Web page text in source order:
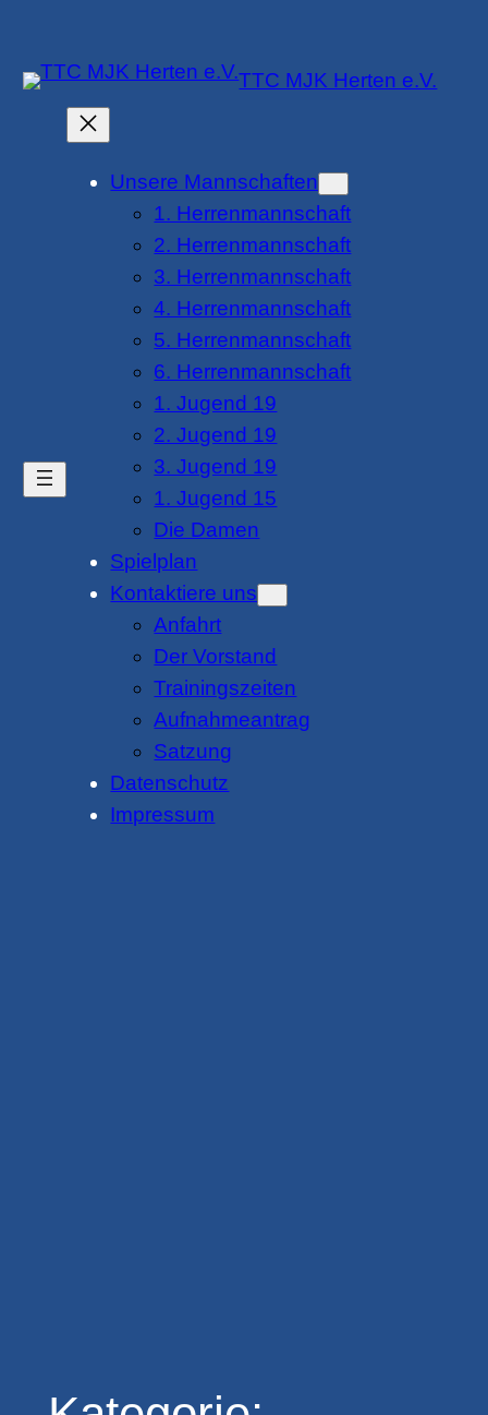
springen
TTC MJK Herten e.V.
Unsere Mannschaften
1. Herrenmannschaft
2. Herrenmannschaft
3. Herrenmannschaft
4. Herrenmannschaft
5. Herrenmannschaft
6. Herrenmannschaft
1. Jugend 19
2. Jugend 19
3. Jugend 19
1. Jugend 15
Die Damen
Spielplan
Kontaktiere uns
Anfahrt
Der Vorstand
Trainingszeiten
Aufnahmeantrag
Satzung
Datenschutz
Impressum